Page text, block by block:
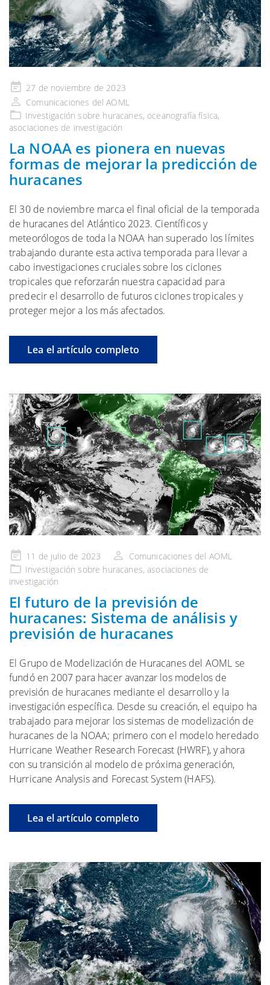
Publicado
en
27 de noviembre de 2023
Comunicaciones del AOML
Investigación sobre huracanes, oceanografía física,
asociaciones de investigación
La NOAA es pionera en nuevas
formas de mejorar la predicción de
huracanes
El 30 de noviembre marca el final oficial de la temporada
de huracanes del Atlántico 2023. Científicos y
meteorólogos de toda la NOAA han superado los límites
trabajando durante esta activa temporada para llevar a
cabo investigaciones cruciales sobre los ciclones
tropicales que reforzarán nuestra capacidad para
predecir el desarrollo de futuros ciclones tropicales y
proteger mejor a los más afectados.
Lea el artículo completo
Publicado
en
11 de julio de 2023
Comunicaciones del AOML
Investigación sobre huracanes,asociaciones de
investigación
El futuro de la previsión de
huracanes: Sistema de análisis y
previsión de huracanes
El Grupo de Modelización de Huracanes del AOML se
fundó en 2007 para hacer avanzar los modelos de
previsión de huracanes mediante el desarrollo y la
investigación específica. Desde su creación, el equipo ha
trabajado para mejorar los sistemas de modelización de
huracanes de la NOAA; primero con el modelo heredado
Hurricane Weather Research Forecast (HWRF), y ahora
con su transición al modelo de próxima generación,
Hurricane Analysis and Forecast System (HAFS).
Lea el artículo completo